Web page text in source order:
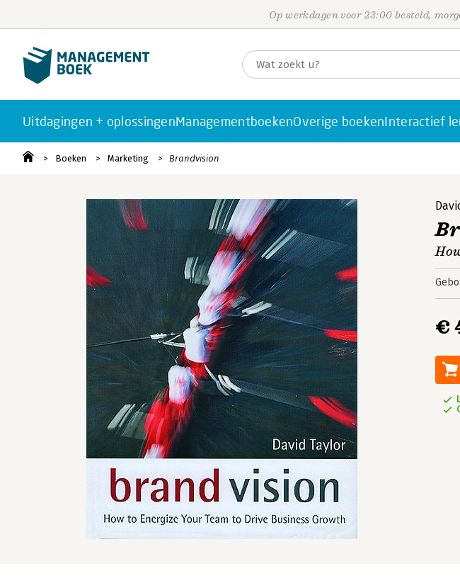
Op werkdagen voor 23:00 besteld,
Uitdagingen + oplossingenManagementboekenOverige boekenInteractief
Boeken Marketing Brandvision
€